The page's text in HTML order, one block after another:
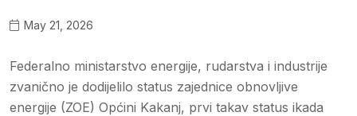
May 21, 2026
Federalno ministarstvo energije, rudarstva i industrije
zvanično je dodijelilo status zajednice obnovljive
energije (ZOE) Općini Kakanj, prvi takav status ikada